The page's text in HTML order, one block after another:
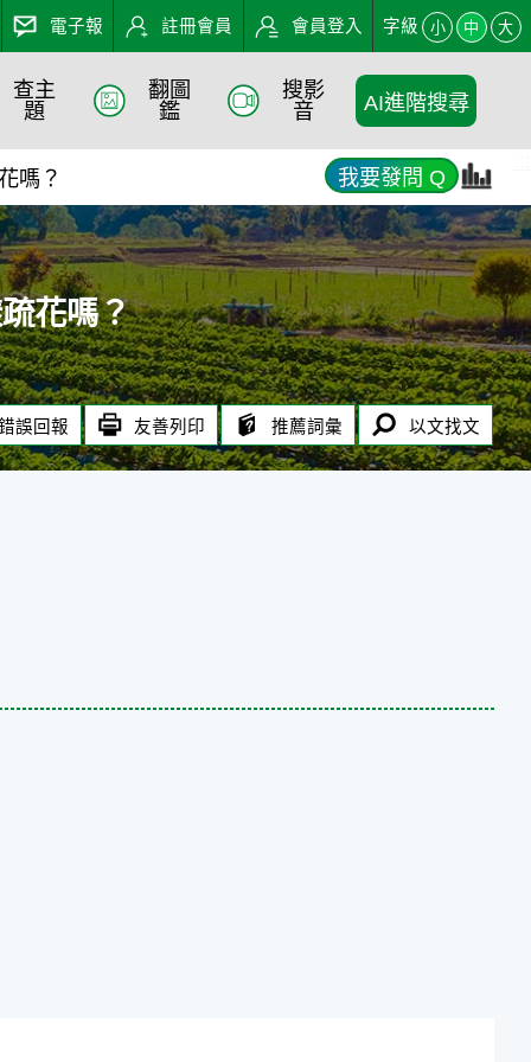
農業知識入口網
電子報 註冊會員 會員登入 字級 小 中 大
查主
題
翻圖
鑑
搜影
音
AI進階搜尋
嗎？ 我要發問 Q
花嗎？
誤回報 友善列印 推薦詞彙 以文找文